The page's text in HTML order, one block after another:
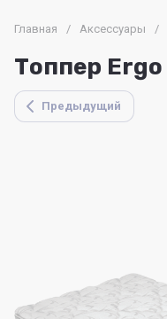
Главная / Аксессуары /
Топпер Ergo
Предыдущий